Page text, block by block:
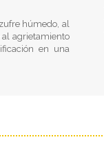
húmedo, al
agrietamiento
en una